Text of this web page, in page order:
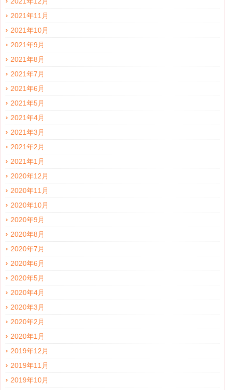
2021年11月
2021年10月
2021年9月
2021年8月
2021年7月
2021年6月
2021年5月
2021年4月
2021年3月
2021年2月
2021年1月
2020年12月
2020年11月
2020年10月
2020年9月
2020年8月
2020年7月
2020年6月
2020年5月
2020年4月
2020年3月
2020年2月
2020年1月
2019年12月
2019年11月
2019年10月